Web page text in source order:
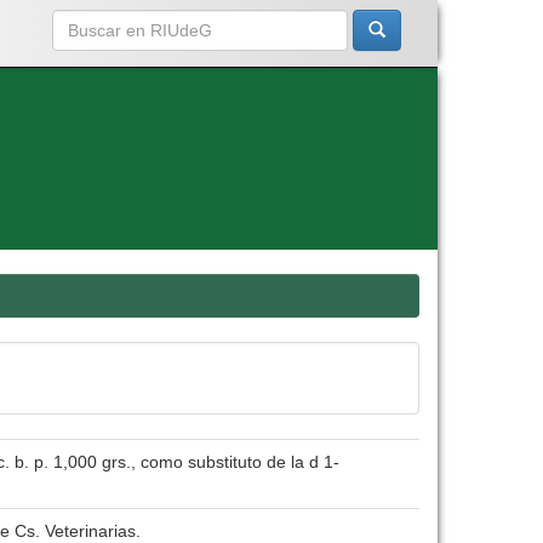
b. p. 1,000 grs., como substituto de la d 1-
Cs. Veterinarias.